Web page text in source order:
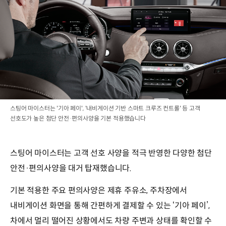
스팅어 마이스터는 '기아 페이', '내비게이션 기반 스마트 크루즈 컨트롤' 등 고객
선호도가 높은 첨단 안전·편의사양을 기본 적용했습니다
스팅어 마이스터는 고객 선호 사양을 적극 반영한 다양한 첨단
안전·편의사양을 대거 탑재했습니다.
기본 적용한 주요 편의사양은 제휴 주유소, 주차장에서
내비게이션 화면을 통해 간편하게 결제할 수 있는 ‘기아 페이’,
차에서 멀리 떨어진 상황에서도 차량 주변과 상태를 확인할 수